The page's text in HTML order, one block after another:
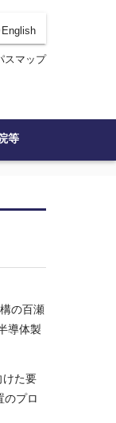
English
スマップ
等
の百瀬
導体製
けた要
のプロ